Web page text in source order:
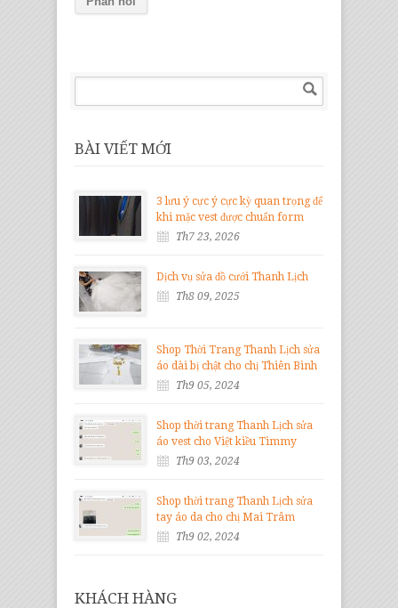
BÀI VIẾT MỚI
3 lưu ý cực ý cực kỳ quan trọng để
khi mặc vest được chuẩn form
Th7 23, 2026
Dịch vụ sửa đồ cưới Thanh Lịch
Th8 09, 2025
Shop Thời Trang Thanh Lịch sửa
áo dài bị chật cho chị Thiên Bình
Th9 05, 2024
Shop thời trang Thanh Lịch sửa
áo vest cho Việt kiều Timmy
Th9 03, 2024
Shop thời trang Thanh Lịch sửa
tay áo da cho chị Mai Trâm
Th9 02, 2024
KHÁCH HÀNG